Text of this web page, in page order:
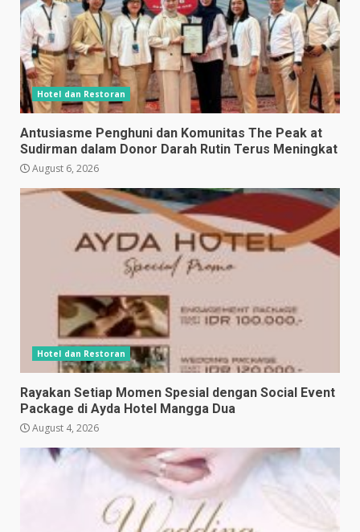
Hotel dan Restoran
Antusiasme Penghuni dan Komunitas The Peak at
Sudirman dalam Donor Darah Rutin Terus Meningkat
August 6, 2026
Hotel dan Restoran
Rayakan Setiap Momen Spesial dengan Social Event
Package di Ayda Hotel Mangga Dua
August 4, 2026